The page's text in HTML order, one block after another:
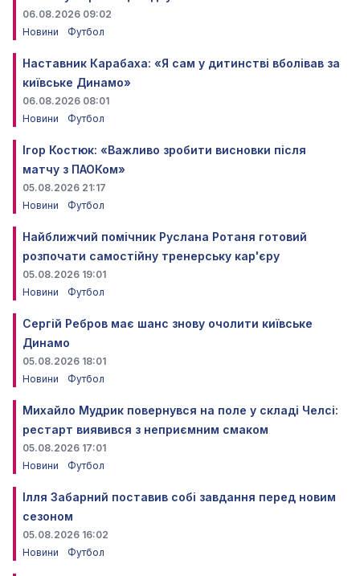
06.08.2026 09:02
Новини
Футбол
Наставник Карабаха: «Я сам у дитинстві вболівав за
київське Динамо»
06.08.2026 08:01
Новини
Футбол
Ігор Костюк: «Важливо зробити висновки після
матчу з ПАОКом»
05.08.2026 21:17
Новини
Футбол
Найближчий помічник Руслана Ротаня готовий
розпочати самостійну тренерську кар'єру
05.08.2026 19:01
Новини
Футбол
Сергій Ребров має шанс знову очолити київське
Динамо
05.08.2026 18:01
Новини
Футбол
Михайло Мудрик повернувся на поле у складі Челсі:
рестарт виявився з неприємним смаком
05.08.2026 17:01
Новини
Футбол
Ілля Забарний поставив собі завдання перед новим
сезоном
05.08.2026 16:02
Новини
Футбол